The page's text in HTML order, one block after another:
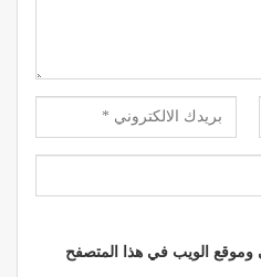
وموقع الويب في هذا المتصفح